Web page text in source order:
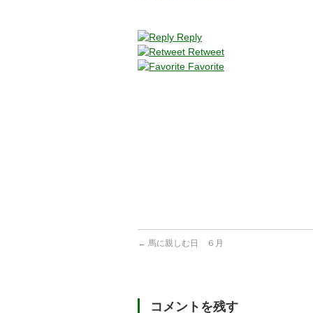
Reply
Retweet
Favorite
← 馬に親しむ日 ６月
コメントを残す